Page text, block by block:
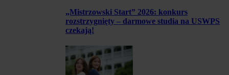
„Mistrzowski Start” 2026: konkurs
rozstrzygnięty – darmowe studia na USWPS
czekają!